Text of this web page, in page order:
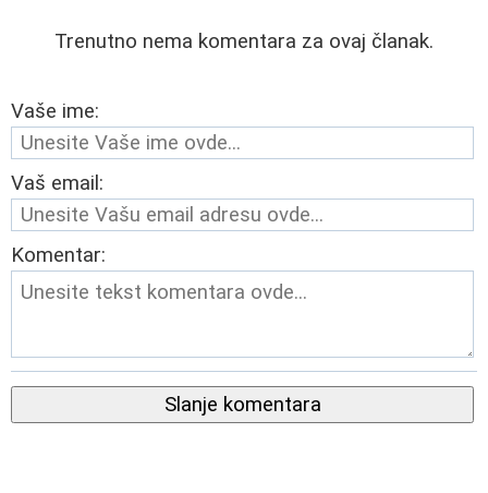
Trenutno nema komentara za ovaj članak.
Vaše ime:
Vaš email:
Komentar:
Slanje komentara